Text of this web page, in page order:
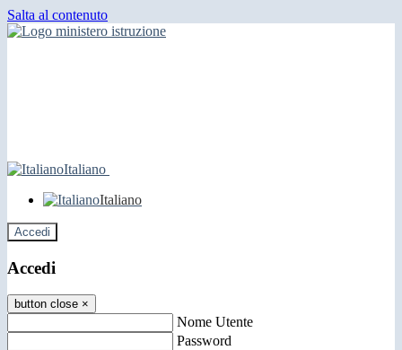
Salta al contenuto
Italiano
Italiano
Accedi
Accedi
button close ×
Nome Utente
Password